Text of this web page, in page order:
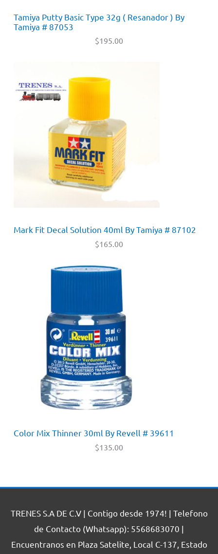
Tamiya Putty Basic Type 32g ( Resanador ) By
Tamiya # 87053
$195.00
Mark Fit Decal Solution 40ml By Tamiya # 87102
$165.00
Color Mix Thinner 30ml By Revell # 39611
$135.00
TRENES S.A DE C.V | Contigo desde 1974! | Telefono
de Contacto (Whatsapp): 5568683070 |
Encuentranos en Plaza Satelite, Local C-137, Estado